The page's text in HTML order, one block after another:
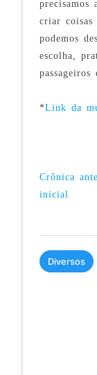
precisamos
criar coisas
podemos
escolha,
*Link da
Crônica
inicial
Diversos